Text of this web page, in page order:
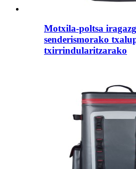
Motxila-poltsa
senderismorako
txirrindularitzarako